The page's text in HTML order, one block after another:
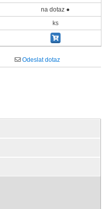
na dotaz ●
ks
Odeslat dotaz